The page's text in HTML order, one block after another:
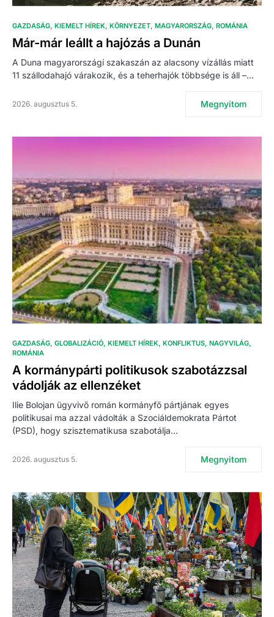
GAZDASÁG KIEMELT HÍREK KÖRNYEZET MAGYARORSZÁG ROMÁNIA
Már-már leállt a hajózás a Dunán
A Duna magyarországi szakaszán az alacsony vízállás miatt
11 szállodahajó várakozik, és a teherhajók többsége is áll –…
2026. augusztus 5. Megnyitom
GAZDASÁG GLOBALIZÁCIÓ KIEMELT HÍREK KONFLIKTUS NAGYVILÁG
ROMÁNIA
A kormánypárti politikusok szabotázzsal
vádolják az ellenzéket
Ilie Bolojan ügyvivő román kormányfő pártjának egyes
politikusai ma azzal vádolták a Szociáldemokrata Pártot
(PSD), hogy szisztematikusa szabotálja…
2026. augusztus 5. Megnyitom